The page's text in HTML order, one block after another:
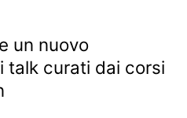
un nuovo
talk curati dai corsi